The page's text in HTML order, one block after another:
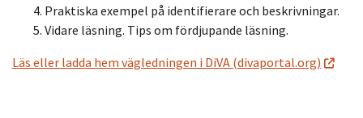
Praktiska exempel på identifierare och beskrivningar.
Vidare läsning. Tips om fördjupande läsning.
Läs eller ladda hem vägledningen i DiVA (divaportal.org)